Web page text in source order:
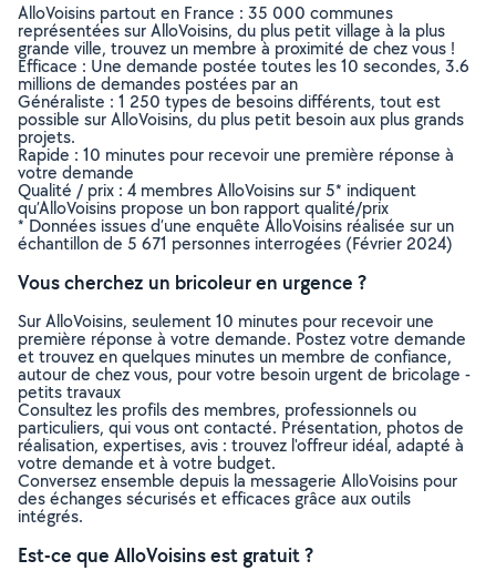
AlloVoisins partout en France : 35 000 communes
représentées sur AlloVoisins, du plus petit village à la plus
grande ville, trouvez un membre à proximité de chez vous !
Efficace : Une demande postée toutes les 10 secondes, 3.6
millions de demandes postées par an
Généraliste : 1 250 types de besoins différents, tout est
possible sur AlloVoisins, du plus petit besoin aux plus grands
projets.
Rapide : 10 minutes pour recevoir une première réponse à
votre demande
Qualité / prix : 4 membres AlloVoisins sur 5* indiquent
qu’AlloVoisins propose un bon rapport qualité/prix
* Données issues d’une enquête AlloVoisins réalisée sur un
échantillon de 5 671 personnes interrogées (Février 2024)
Vous cherchez un bricoleur en urgence ?
Sur AlloVoisins, seulement 10 minutes pour recevoir une
première réponse à votre demande. Postez votre demande
et trouvez en quelques minutes un membre de confiance,
autour de chez vous, pour votre besoin urgent de bricolage -
petits travaux
Consultez les profils des membres, professionnels ou
particuliers, qui vous ont contacté. Présentation, photos de
réalisation, expertises, avis : trouvez l'offreur idéal, adapté à
votre demande et à votre budget.
Conversez ensemble depuis la messagerie AlloVoisins pour
des échanges sécurisés et efficaces grâce aux outils
intégrés.
Est-ce que AlloVoisins est gratuit ?